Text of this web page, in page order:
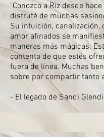
"Conozco a Riz desde
disfruté de muchas
Su intuición, canalización,
amor afinados se
maneras más mágicas.
contento de que estés
fuera de línea. Muchas
sobre por compartir tanto
- El legado de Sandi